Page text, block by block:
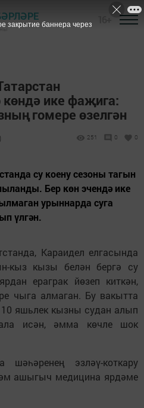
ике фаҗига:
гомере өзелгән
251 0 0
су коену сезоны тагын
Бер көн эчендә ике
урыннарда суга
үлгән.
Караидел елгасында
кыз кызы белән бергә су
ераграк йөзеп киткән,
чыга алмаган. Бу вакытта
яшьлек кызны судан алып
исән, әмма көчле шок
эзләү-коткару
ашыгыч медицина ярдәме
закрытие баннера через